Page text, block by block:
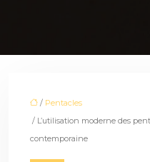
/ Pentacles
/ L’utilisation moderne des
contemporaine